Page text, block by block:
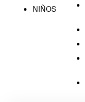
NIÑOS